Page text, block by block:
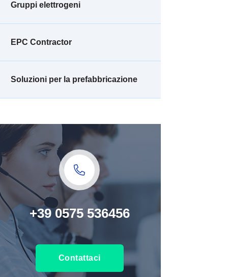
Gruppi elettrogeni
EPC Contractor
Soluzioni per la prefabbricazione
+39 0575 536456
Contattaci